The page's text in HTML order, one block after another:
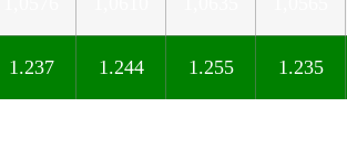
1.237 1.244 1.255 1.235